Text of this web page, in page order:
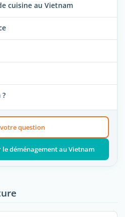
cuisine au Vietnam
votre question
le déménagement au Vietnam